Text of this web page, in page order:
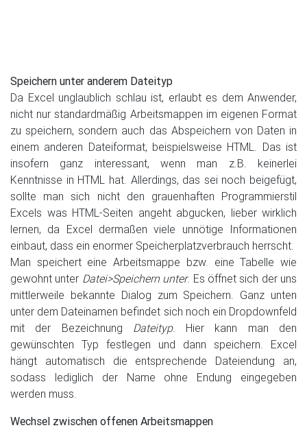
Speichern unter anderem Dateityp
Da Excel unglaublich schlau ist, erlaubt es dem Anwender,
nicht nur standardmäßig Arbeitsmappen im eigenen Format
zu speichern, sondern auch das Abspeichern von Daten in
einem anderen Dateiformat, beispielsweise HTML. Das ist
insofern ganz interessant, wenn man z.B. keinerlei
Kenntnisse in HTML hat. Allerdings, das sei noch beigefügt,
sollte man sich nicht den grauenhaften Programmierstil
Excels was HTML-Seiten angeht abgucken, lieber wirklich
lernen, da Excel dermaßen viele unnötige Informationen
einbaut, dass ein enormer Speicherplatzverbrauch herrscht.
Man speichert eine Arbeitsmappe bzw. eine Tabelle wie
gewohnt unter Datei>Speichern unter. Es öffnet sich der uns
mittlerweile bekannte Dialog zum Speichern. Ganz unten
unter dem Dateinamen befindet sich noch ein Dropdownfeld
mit der Bezeichnung Dateityp. Hier kann man den
gewünschten Typ festlegen und dann speichern. Excel
hängt automatisch die entsprechende Dateiendung an,
sodass lediglich der Name ohne Endung eingegeben
werden muss.
Wechsel zwischen offenen Arbeitsmappen